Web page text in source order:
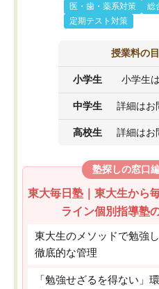
医・歯・薬系対策
総
定期テスト対策
授業料の
小学生 小学生
中学生 詳細はお
高校生 詳細はお
塾探しの窓口
東大毎日塾｜東大生から
ライン個別指導塾
東大生のメソッドで勉強
徹底的な管理
「勉強せざるを得ない」